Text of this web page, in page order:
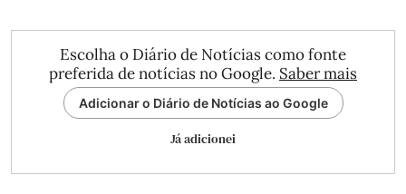
Escolha o Diário de Notícias como fonte
preferida de notícias no Google. Saber mais
Adicionar o Diário de Notícias ao Google
Já adicionei